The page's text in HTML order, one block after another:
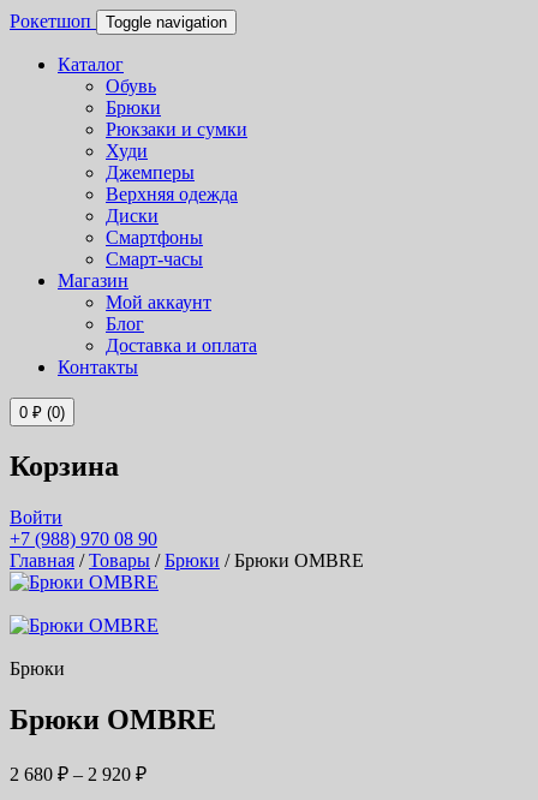
Рокетшоп Toggle navigation
Каталог
Обувь
Брюки
Рюкзаки и сумки
Худи
Джемперы
Верхняя одежда
Диски
Смартфоны
Смарт-часы
Магазин
Мой аккаунт
Блог
Доставка и оплата
Контакты
0 ₽ (0)
Корзина
Войти
+7 (988) 970 08 90
Главная /Товары /Брюки / Брюки OMBRE
Брюки
Брюки OMBRE
2 680 ₽ – 2 920 ₽Диапазон